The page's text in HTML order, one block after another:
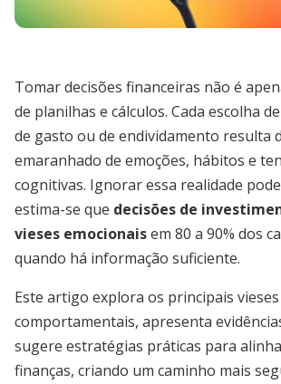
Tomar decisões financeiras não é
de planilhas e cálculos. Cada escolha
de gasto ou de endividamento resulta
emaranhado de emoções, hábitos e
cognitivas. Ignorar essa realidade
estima-se que decisões de
vieses emocionaisem 80 a 90% dos
quando há informação suficiente.
Este artigo explora os principais vieses
comportamentais, apresenta
sugere estratégias práticas para
finanças, criando um caminho mais